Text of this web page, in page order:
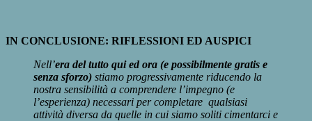
IN CONCLUSIONE: RIFLESSIONI ED AUSPICI
Nell’era del tutto qui ed ora (e possibilmente gratis e
senza sforzo) stiamo progressivamente riducendo la
nostra sensibilità a comprendere l’impegno (e
l’esperienza) necessari per completare qualsiasi
attività diversa da quelle in cui siamo soliti cimentarci e